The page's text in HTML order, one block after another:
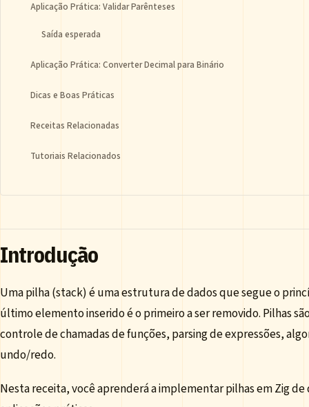
Aplicação Prática: Validar Parênteses
Saída esperada
Aplicação Prática: Converter Decimal para Binário
Dicas e Boas Práticas
Receitas Relacionadas
Tutoriais Relacionados
Introdução
Uma pilha (stack) é uma estrutura de dados que segue o
último elemento inserido é o primeiro a ser removido. Pilhas
controle de chamadas de funções, parsing de expressões,
undo/redo.
Nesta receita, você aprenderá a implementar pilhas em Zig